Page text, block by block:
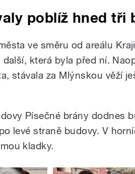
poblíž hned tři
ve směru od areálu
která byla před ní.
stávala za Mlýnskou věží
Písečné brány dodnes
levé straně budovy. V
kladky.